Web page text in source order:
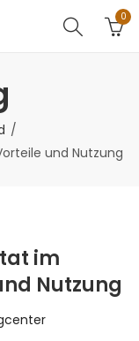
0
und Nutzung
im
Nutzung